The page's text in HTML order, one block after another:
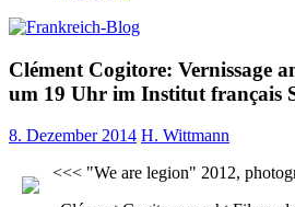
Clément Cogitore: Vernissage
um 19 Uhr im Institut français
8. Dezember 2014 H. Wittmann
<<< "We are legion" 2012,